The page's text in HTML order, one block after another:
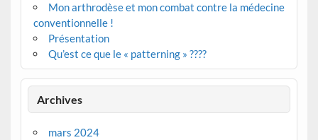
Mon arthrodèse et mon combat contre la médecine
conventionnelle !
Présentation
Qu’est ce que le « patterning » ????
Archives
mars 2024